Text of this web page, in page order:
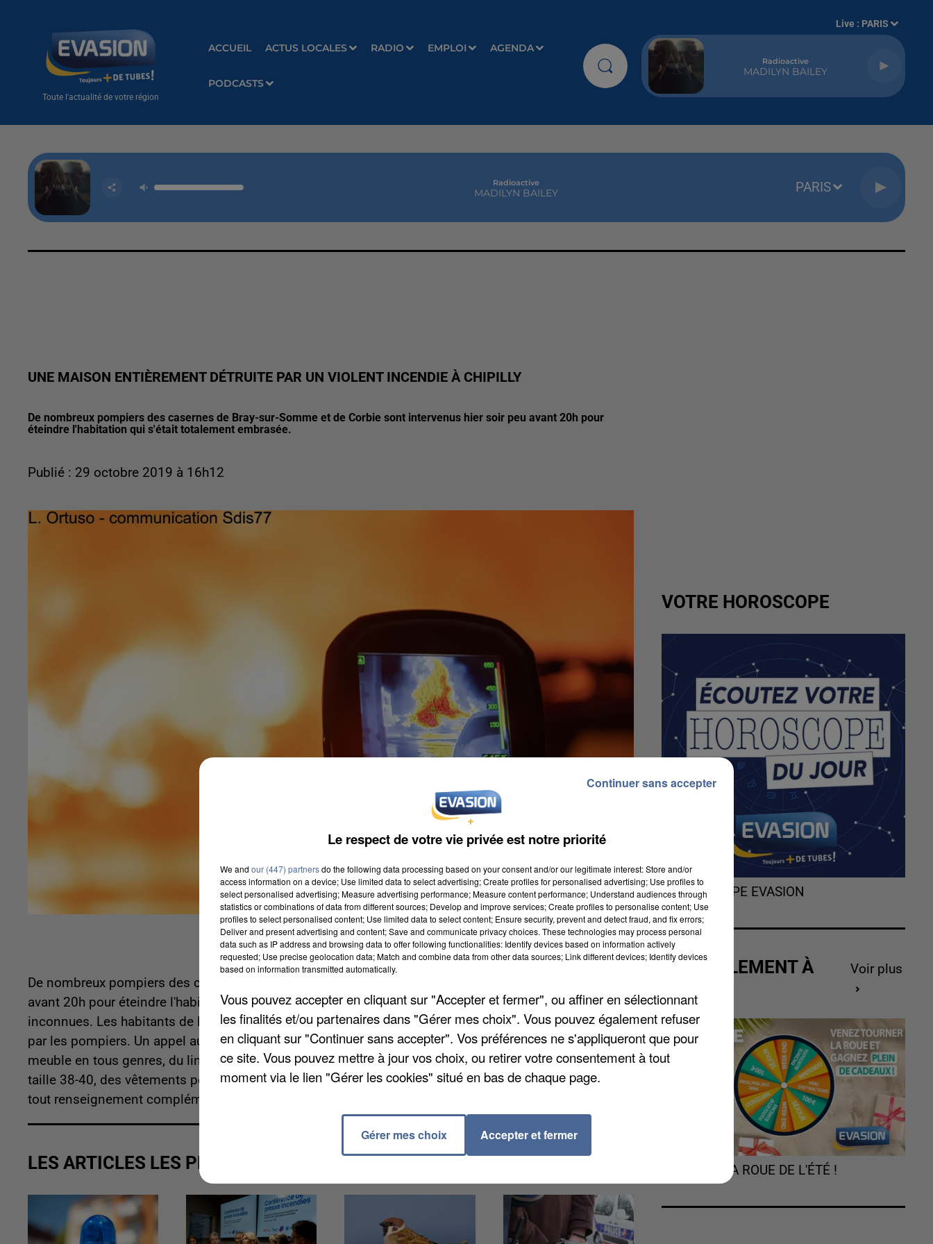
Toute l'actualité de votre région
ACCUEIL ACTUS LOCALES RADIO EMPLOI AGENDA
PODCASTS
Live : PARIS
Radioactive
MADILYN BAILEY
Radioactive
MADILYN BAILEY PARIS
UNE MAISON ENTIÈREMENT DÉTRUITE PAR UN VIOLENT INCENDIE À CHIPILLY
De nombreux pompiers des casernes de Bray-sur-Somme et de Corbie sont intervenus hier soir peu avant 20h pour
éteindre l'habitation qui s'était totalement embrasée.
Publié : 29 octobre 2019 à 16h12
De nombreux pompiers des casernes de Bray-sur-Somme et de Corbie sont intervenus hier soir peu
avant 20h pour éteindre l'habitation qui s'était totalement embrasée, pour des raisons encore
inconnues. Les habitants de la maison qui n'ont pas été blessés, mais choqués, ont été pris en charge
par les pompiers. Un appel au don a été lancé puisque les sinistrés ont tout perdu. Ils ont besoin de
meuble en tous genres, du linge de maison, des vêtements pour homme taille L/XL et pour femme
taille 38-40, des vêtements pour leur fille taille 12 ans et pour leur petit garçon en taille 18 mois. Pour
tout renseignement complémentaire, contactez la mairie de Chipilly au 03 22 76 66 22.
LES ARTICLES LES PLUS VUS
VOTRE HOROSCOPE
L'HOROSCOPE EVASION
ACTUELLEMENT À
Voir plus
TOURNEZ LA ROUE DE L'ÉTÉ !
Le respect de votre vie privée est notre priorité
We and our (447) partnersdo the following data processing based on your consent and/or our legitimate interest: Store and/or
access information on a device; Use limited data to select advertising; Create profiles for personalised advertising; Use profiles to
select personalised advertising; Measure advertising performance; Measure content performance; Understand audiences through
statistics or combinations of data from different sources; Develop and improve services; Create profiles to personalise content; Use
profiles to select personalised content; Use limited data to select content; Ensure security, prevent and detect fraud, and fix errors;
Deliver and present advertising and content; Save and communicate privacy choices. These technologies may process personal
data such as IP address and browsing data to offer following functionalities: Identify devices based on information actively
requested; Use precise geolocation data; Match and combine data from other data sources; Link different devices; Identify devices
based on information transmitted automatically.
Vous pouvez accepter en cliquant sur "Accepter et fermer", ou affiner en sélectionnant
les finalités et/ou partenaires dans "Gérer mes choix". Vous pouvez également refuser
en cliquant sur "Continuer sans accepter". Vos préférences ne s'appliqueront que pour
ce site. Vous pouvez mettre à jour vos choix, ou retirer votre consentement à tout
moment via le lien "Gérer les cookies" situé en bas de chaque page.
Gérer mes choix Accepter et fermer
Continuer sans accepter